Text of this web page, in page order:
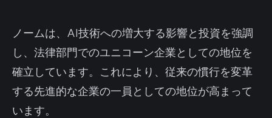
ノームは、AI技術への増大する影響と投資を強調
し、法律部門でのユニコーン企業としての地位を
確立しています。これにより、従来の慣行を変革
する先進的な企業の一員としての地位が高まって
います。